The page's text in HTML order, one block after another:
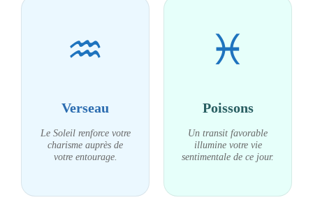
♒
Verseau
Le Soleil renforce votre
charisme auprès de
votre entourage.
♓
Poissons
Un transit favorable
illumine votre vie
sentimentale de ce jour.